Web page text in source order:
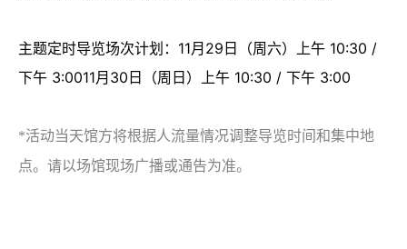
主题定时导览场次计划：11月29日（周六）上午 10:30 /
下午 3:0011月30日（周日）上午 10:30 / 下午 3:00
*活动当天馆方将根据人流量情况调整导览时间和集中地
点。请以场馆现场广播或通告为准。